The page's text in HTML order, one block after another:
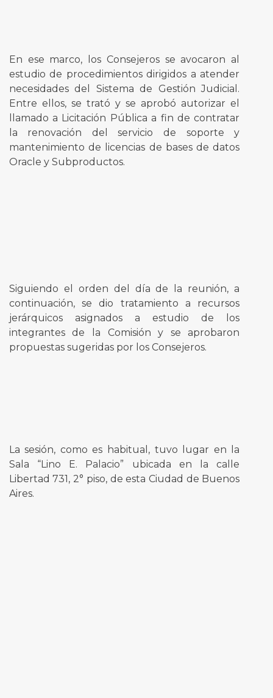
En ese marco, los Consejeros se avocaron al
estudio de procedimientos dirigidos a atender
necesidades del Sistema de Gestión Judicial.
Entre ellos, se trató y se aprobó autorizar el
llamado a Licitación Pública a fin de contratar
la renovación del servicio de soporte y
mantenimiento de licencias de bases de datos
Oracle y Subproductos.
Siguiendo el orden del día de la reunión, a
continuación, se dio tratamiento a recursos
jerárquicos asignados a estudio de los
integrantes de la Comisión y se aprobaron
propuestas sugeridas por los Consejeros.
La sesión, como es habitual, tuvo lugar en la
Sala “Lino E. Palacio” ubicada en la calle
Libertad 731, 2° piso, de esta Ciudad de Buenos
Aires.